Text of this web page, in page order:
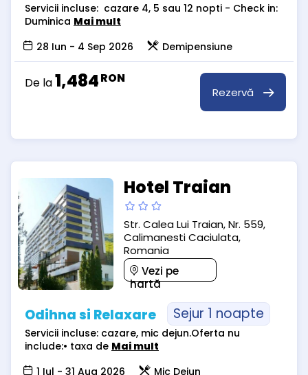
Servicii incluse: cazare 4, 5 sau 12 nopti - Check in:
Duminica Mai mult
28 Iun - 4 Sep 2026
Demipensiune
De la1,484RON
Rezervă
Hotel Traian
Str. Calea Lui Traian, Nr. 559,
Calimanesti Caciulata,
Romania
Vezi pe
hartă
Odihna si Relaxare Sejur 1 noapte
Servicii incluse: cazare, mic dejun.Oferta nu
include:• taxa de Mai mult
1 Iul - 31 Aug 2026
Mic Dejun